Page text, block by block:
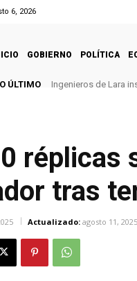
6, 2026
GOBIERNO POLÍTICA
ÚLTIMO Ingenieros de Lara
réplicas
tras
Actualizado: agosto 11, 2025